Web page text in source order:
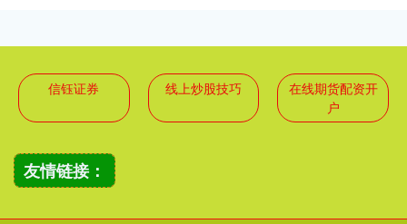
信钰证券 线上炒股技巧
在线期货配资开
户
友情链接：